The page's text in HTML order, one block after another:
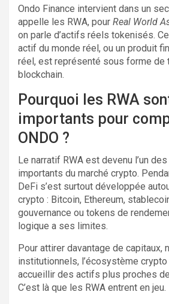
Ondo Finance intervient dans un
appelle les RWA, pour Real World
on parle d’actifs réels tokenisés.
actif du monde réel, ou un produit
réel, est représenté sous forme de
blockchain.
Pourquoi les RWA
importants pour
ONDO ?
Le narratif RWA est devenu l’un
importants du marché crypto.
DeFi s’est surtout développée
crypto : Bitcoin, Ethereum,
gouvernance ou tokens de
logique a ses limites.
Pour attirer davantage de capitaux,
institutionnels, l’écosystème
accueillir des actifs plus proches
C’est là que les RWA entrent en jeu.